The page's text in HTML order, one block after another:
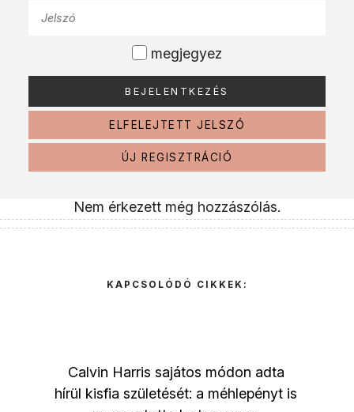
megjegyez
ELFELEJTETT JELSZÓ
ÚJ REGISZTRÁCIÓ
Nem érkezett még hozzászólás.
KAPCSOLÓDÓ CIKKEK:
Calvin Harris sajátos módon adta
hírül kisfia születését: a méhlepényt is